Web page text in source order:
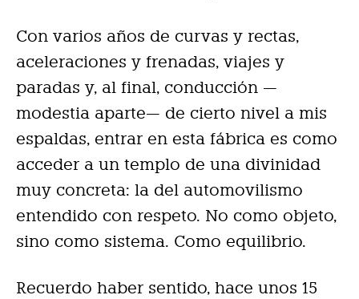
Con varios años de curvas y rectas,
aceleraciones y frenadas, viajes y
paradas y, al final, conducción —
modestia aparte— de cierto nivel a mis
espaldas, entrar en esta fábrica es como
acceder a un templo de una divinidad
muy concreta: la del automovilismo
entendido con respeto. No como objeto,
sino como sistema. Como equilibrio.
Recuerdo haber sentido, hace unos 15